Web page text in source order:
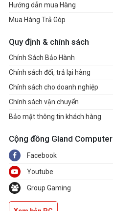
Hướng dẫn mua Hàng
Mua Hàng Trả Góp
Quy định & chính sách
Chính Sách Bảo Hành
Chính sách đổi, trả lại hàng
Chính sách cho doanh nghiệp
Chính sách vận chuyển
Bảo mật thông tin khách hàng
Cộng đồng Gland Computer
Facebook
Youtube
Group Gaming